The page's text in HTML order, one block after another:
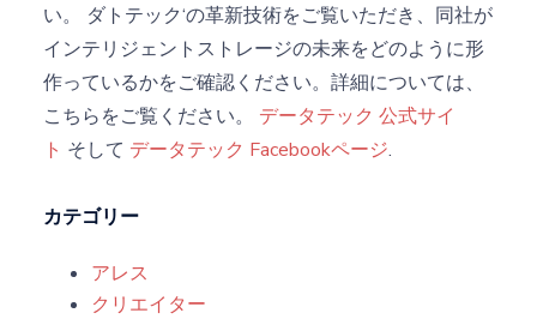
い。 ダトテック‘の革新技術をご覧いただき、同社が
インテリジェントストレージの未来をどのように形
作っているかをご確認ください。詳細については、
こちらをご覧ください。 データテック 公式サイ
ト そして データテック Facebookページ.
カテゴリー
アレス
クリエイター